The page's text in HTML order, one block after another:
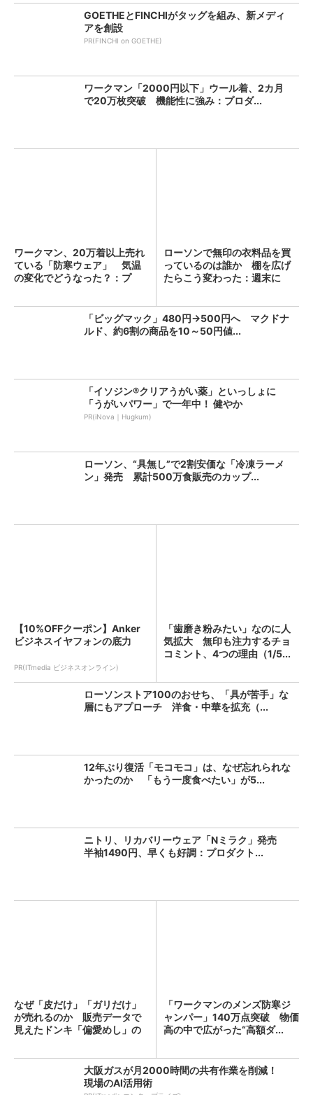
GOETHEとFINCHIがタッグを組み、新メディ
アを創設
PR(FINCHI on GOETHE)
ワークマン「2000円以下」ウール着、2カ月
で20万枚突破 機能性に強み：プロダ...
ワークマン、20万着以上売れ
ている「防寒ウェア」 気温
の変化でどうなった？：プ
ローソンで無印の衣料品を買
っているのは誰か 棚を広げ
たらこう変わった：週末に
「ビッグマック」480円→500円へ マクドナ
ルド、約6割の商品を10～50円値...
「イソジン®クリアうがい薬」といっしょに
「うがいパワー」で一年中！ 健やか
PR(iNova｜Hugkum)
ローソン、“具無し”で2割安価な「冷凍ラーメ
ン」発売 累計500万食販売のカップ...
【10%OFFクーポン】Anker
ビジネスイヤフォンの底力
PR(ITmedia ビジネスオンライン)
「歯磨き粉みたい」なのに人
気拡大 無印も注力するチョ
コミント、4つの理由（1/5...
ローソンストア100のおせち、「具が苦手」な
層にもアプローチ 洋食・中華を拡充（...
12年ぶり復活「モコモコ」は、なぜ忘れられな
かったのか 「もう一度食べたい」が5...
ニトリ、リカバリーウェア「Nミラク」発売
半袖1490円、早くも好調：プロダクト...
なぜ「皮だけ」「ガリだけ」
が売れるのか 販売データで
見えたドンキ「偏愛めし」の
「ワークマンのメンズ防寒ジ
ャンパー」140万点突破 物価
高の中で広がった“高額ダ...
大阪ガスが月2000時間の共有作業を削減！
現場のAI活用術